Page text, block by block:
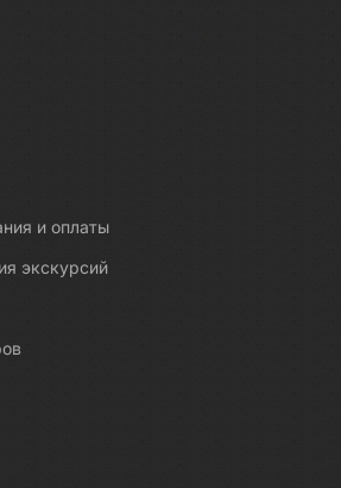
и оплаты
экскурсий